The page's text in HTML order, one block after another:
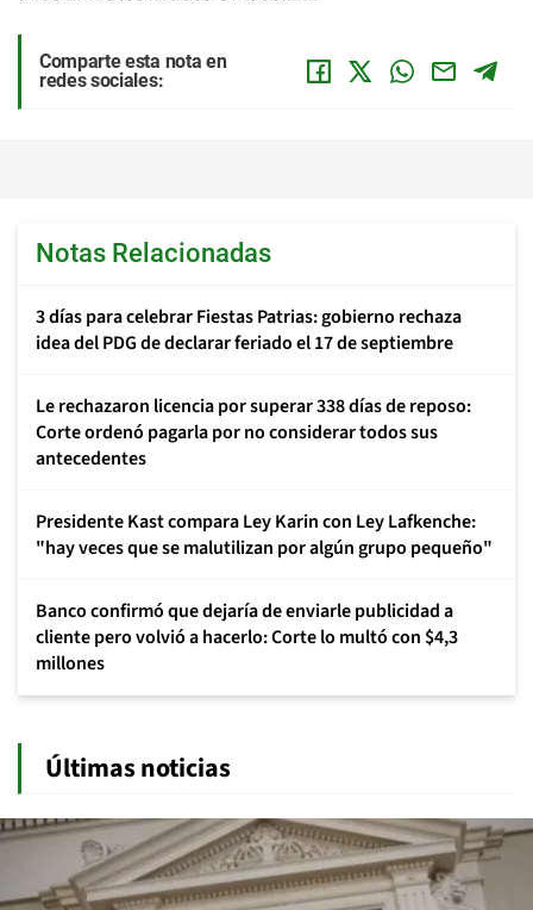
Comparte esta nota en
redes sociales:
Notas Relacionadas
3 días para celebrar Fiestas Patrias: gobierno rechaza
idea del PDG de declarar feriado el 17 de septiembre
Le rechazaron licencia por superar 338 días de reposo:
Corte ordenó pagarla por no considerar todos sus
antecedentes
Presidente Kast compara Ley Karin con Ley Lafkenche:
"hay veces que se malutilizan por algún grupo pequeño"
Banco confirmó que dejaría de enviarle publicidad a
cliente pero volvió a hacerlo: Corte lo multó con $4,3
millones
Últimas noticias